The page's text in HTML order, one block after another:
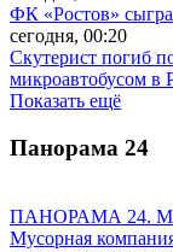
ФК «Ростов»
сегодня, 00:20
Скутерист погиб
микроавтобусом в
Показать ещё
Панорама 24
ПАНОРАМА 24.
Мусорная